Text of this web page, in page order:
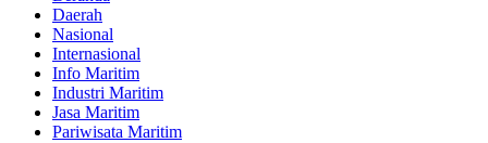
Daerah
Nasional
Internasional
Info Maritim
Industri Maritim
Jasa Maritim
Pariwisata Maritim